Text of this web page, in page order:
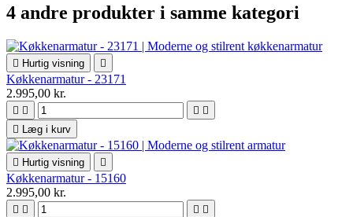
4 andre produkter i samme kategori
 Hurtig visning 
Køkkenarmatur - 23171
2.995,00 kr.
   
 Læg i kurv
 Hurtig visning 
Køkkenarmatur - 15160
2.995,00 kr.
   